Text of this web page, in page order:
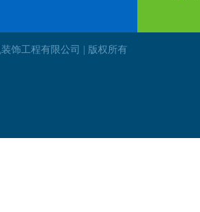
饰工程有限公司 | 版权所有